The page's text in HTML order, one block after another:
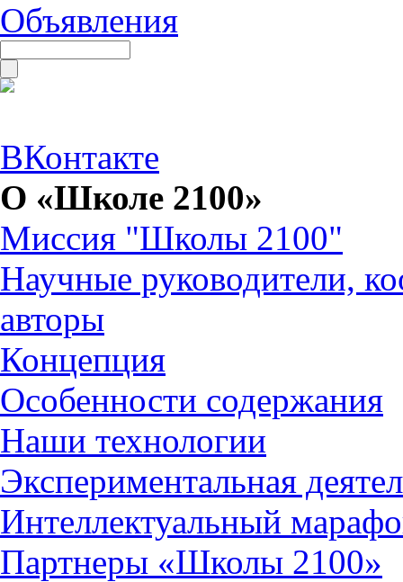
Объявления
ВКонтакте
О «Школе 2100»
Миссия "Школы 2100"
Научные руководители,
авторы
Концепция
Особенности содержания
Наши технологии
Экспериментальная
Интеллектуальный
Партнеры «Школы 2100»